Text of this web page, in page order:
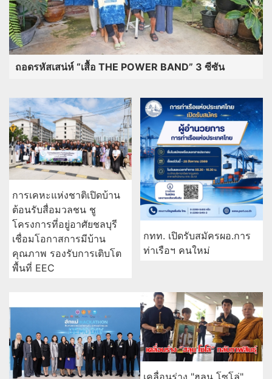
ถอดรหัสเสน่ห์ “เสื้อ THE POWER BAND” 3 ซีซัน
การเคหะแห่งชาติเปิดบ้าน
ต้อนรับสื่อมวลชน ชู
โครงการที่อยู่อาศัยชลบุรี
เชื่อมโอกาสการมีบ้าน
คุณภาพ รองรับการเติบโต
พื้นที่ EEC
กทท. เปิดรับสมัครผอ.การ
ท่าเรือฯ คนใหม่
เคลื่อนร่าง "ฮลุน โซโล่"